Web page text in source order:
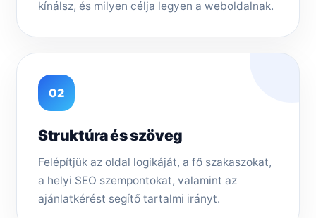
kínálsz, és milyen célja legyen a weboldalnak.
02
Struktúra és szöveg
Felépítjük az oldal logikáját, a fő szakaszokat,
a helyi SEO szempontokat, valamint az
ajánlatkérést segítő tartalmi irányt.